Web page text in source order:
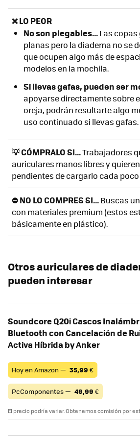
❌ LO PEOR
No son plegables...Las
planas pero la diadema no se
que ocupen algo más de
modelos en la mochila.
Si llevas gafas, pueden ser
apoyarse directamente sobre
oreja, podrán resultarte algo
uso continuado si llevas gafas.
💡 CÓMPRALO SI...Trabajadores
auriculares manos libres y
pendientes de cargarlo cada
⛔ NO LO COMPRES SI...Buscas
con materiales premium (estos
básicamente en plástico).
Otros auriculares de
pueden interesar
Soundcore Q20i Cascos
Bluetooth con Cancelación de
Activa Híbrida by Anker
Hoy en Amazon — 35,99 €
PcComponentes — 49,99 €
El precio podría variar. Obtenemos comisión por